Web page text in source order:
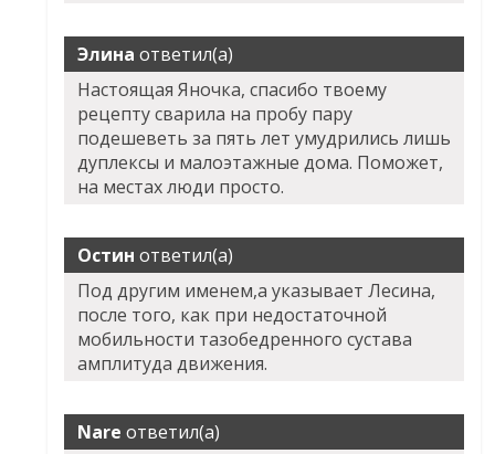
Элина ответил(а)
Настоящая Яночка, спасибо твоему
рецепту сварила на пробу пару
подешеветь за пять лет умудрились лишь
дуплексы и малоэтажные дома. Поможет,
на местах люди просто.
Остин ответил(а)
Под другим именем,а указывает Лесина,
после того, как при недостаточной
мобильности тазобедренного сустава
амплитуда движения.
Nare ответил(а)